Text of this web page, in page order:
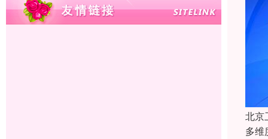
北京
多维